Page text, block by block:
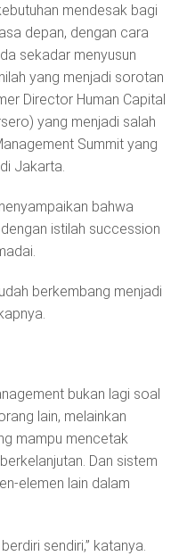
mendesak bagi
depan, dengan cara
sekadar menyusun
yang menjadi sorotan
Director Human Capital
yang menjadi salah
Summit yang
Jakarta.
bahwa
istilah succession
berkembang menjadi
bukan lagi soal
lain, melainkan
mampu mencetak
Dan sistem
elemen lain dalam
sendiri,” katanya.